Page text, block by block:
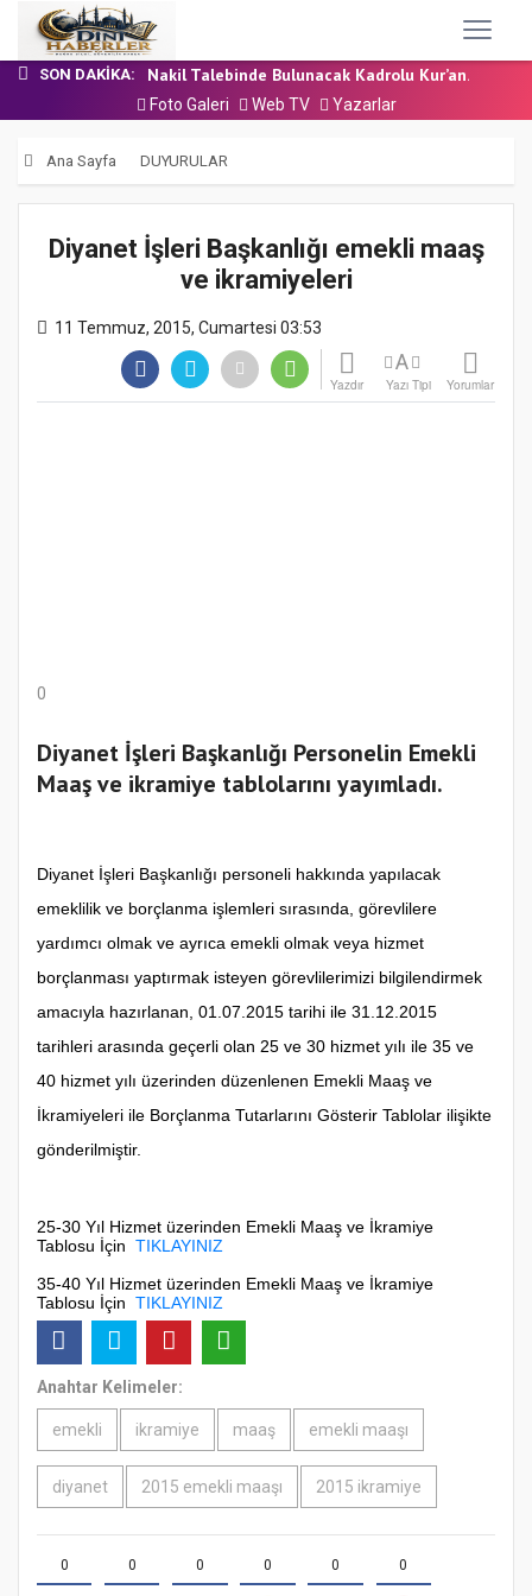
SON DAKIKA:
24 Temmuz 2026 - Cuma Hutbesi
7 Ağustos 2026 - Cuma Hutbesi
Nakil Talebinde Bulunacak Kadrolu Kur’an...
Aşçı Alımı (Kurum İçi) Sınavı (Sözlü) So...
24 Temmuz 2026 - Cuma Hutbesi
7 Ağustos 2026 - Cuma Hutbesi
Foto Galeri Web TV Yazarlar
Ana Sayfa DUYURULAR
Diyanet İşleri Başkanlığı emekli maaş
ve ikramiyeleri
11 Temmuz, 2015, Cumartesi 03:53
Yazdır
A
Yazı Tipi Yorumlar
0
Diyanet İşleri Başkanlığı Personelin Emekli
Maaş ve ikramiye tablolarını yayımladı.
Diyanet İşleri Başkanlığı personeli hakkında yapılacak
emeklilik ve borçlanma işlemleri sırasında, görevlilere
yardımcı olmak ve ayrıca emekli olmak veya hizmet
borçlanması yaptırmak isteyen görevlilerimizi bilgilendirmek
amacıyla hazırlanan, 01.07.2015 tarihi ile 31.12.2015
tarihleri arasında geçerli olan 25 ve 30 hizmet yılı ile 35 ve
40 hizmet yılı üzerinden düzenlenen Emekli Maaş ve
İkramiyeleri ile Borçlanma Tutarlarını Gösterir Tablolar ilişikte
gönderilmiştir.
25-30 Yıl Hizmet üzerinden Emekli Maaş ve İkramiye
Tablosu İçin TIKLAYINIZ
35-40 Yıl Hizmet üzerinden Emekli Maaş ve İkramiye
Tablosu İçin TIKLAYINIZ
Anahtar Kelimeler:
emekli ikramiye maaş emekli maaşı
diyanet 2015 emekli maaşı 2015 ikramiye
0 0 0 0 0 0